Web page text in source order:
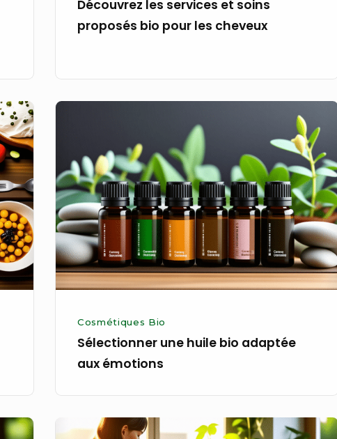
Découvrez les services et soins
proposés bio pour les cheveux
Sélectionner
huile
bio
adaptée
aux
émotions
Cosmétiques Bio
Sélectionner une huile bio adaptée
aux émotions
Récolter